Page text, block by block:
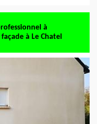
à
à Le Chatel